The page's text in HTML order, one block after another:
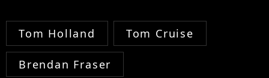
Tom Holland Tom Cruise
Brendan Fraser